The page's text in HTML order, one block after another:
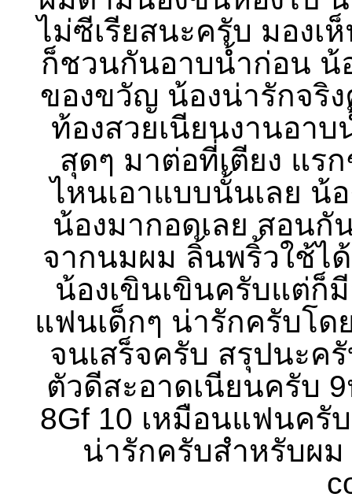
ไม่ซีเรียสนะครับ มองเ
ก็ชวนกันอาบน้ำก่อน น้
ของขวัญ น้องน่ารักจริ
ท้องสวยเนียนงานอา
สุดๆ มาต่อที่เตียง แร
ไหนเอาแบบนั้นเลย น้
น้องมากอดเลย สอนกั
จากนมผม ลิ้นพริ้วใช้ไ
น้องเขินเขินครับแต่ก็
แฟนเด็กๆ น่ารักครับโด
จนเสร็จครับ สรุปนะค
ตัวดีสะอาดเนียนครับ
8Gf 10 เหมือนแฟนครั
น่ารักครับสำหรับผ